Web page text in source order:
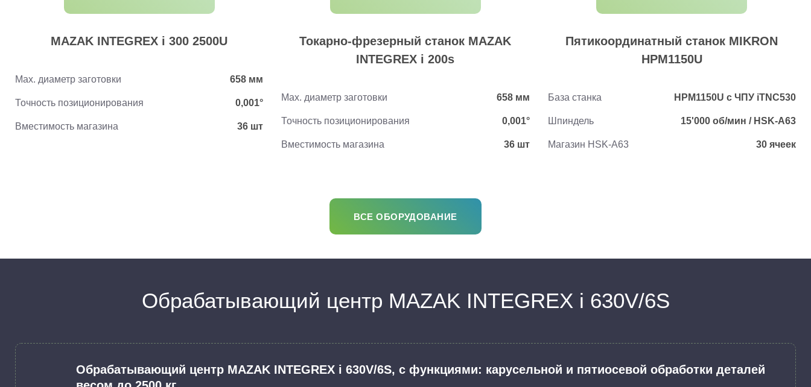
MAZAK INTEGREX i 300 2500U
Max. диаметр заготовки 658 мм
Точность позиционирования 0,001°
Вместимость магазина 36 шт
Токарно-фрезерный станок MAZAK
INTEGREX i 200s
Max. диаметр заготовки 658 мм
Точность позиционирования 0,001°
Вместимость магазина 36 шт
Пятикоординатный станок MIKRON
HPM1150U
База станка HPM1150U с ЧПУ iTNC530
Шпиндель 15'000 об/мин / HSK-A63
Магазин HSK-A63 30 ячеек
ВСЕ ОБОРУДОВАНИЕ
Обрабатывающий центр MAZAK INTEGREX i 630V/6S
Обрабатывающий центр MAZAK INTEGREX i 630V/6S, с функциями: карусельной и пятиосевой обработки деталей